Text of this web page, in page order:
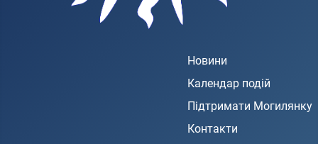
Новини
Календар подій
Підтримати Могилянку
Контакти